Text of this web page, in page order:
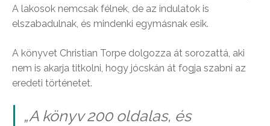
A lakosok nemcsak félnek, de az indulatok is
elszabadulnak, és mindenki egymásnak esik.
A könyvet Christian Torpe dolgozza át sorozattá, aki
nem is akarja titkolni, hogy jócskán át fogja szabni az
eredeti történetet.
„A könyv 200 oldalas, és